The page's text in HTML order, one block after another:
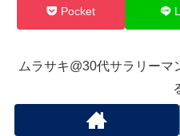
Pocket
ムラサキ@30代サラリー